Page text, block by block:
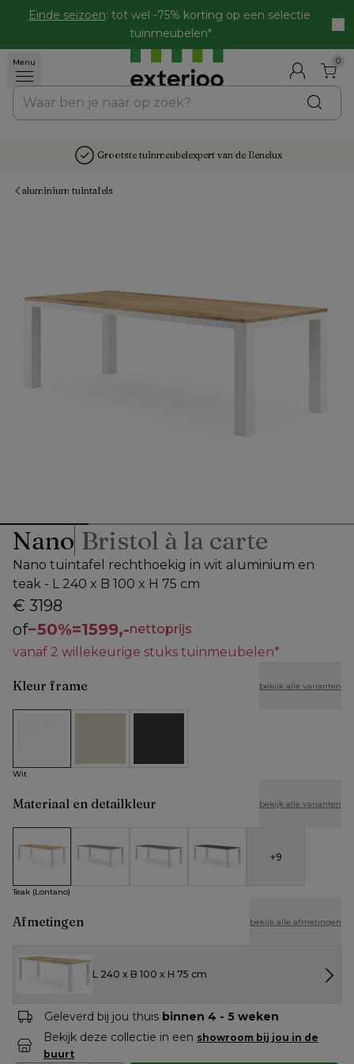
Einde seizoen: tot wel -75% korting op een selectie
tuinmeubelen*
Menu 0
Grootste tuinmeubelexpert van de Benelux
aluminium tuintafels
Nano Bristol à la carte
Nano tuintafel rechthoekig in wit aluminium en
teak - L 240 x B 100 x H 75 cm
€ 3198
of−50%=1599,-nettoprijs
vanaf 2 willekeurige stuks tuinmeubelen*
Kleur frame bekijk alle varianten
Wit
Materiaal en detailkleur bekijk alle varianten
Teak (Lontano)Volkeramiek - Aspen Grey
Volkeramiek - Basalt Black
Volkeramiek - Black
+9
Teak (Lontano)
Afmetingen bekijk alle afmetingen
L 240 x B 100 x H 75 cm
Geleverd bij jou thuis binnen 4 - 5 weken
Bekijk deze collectie in een showroom bij jou in de
buurt